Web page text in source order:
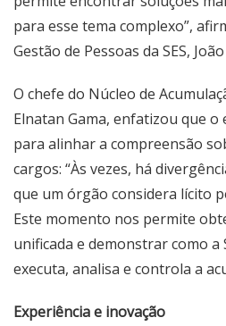
para esse tema complexo”,
Gestão de Pessoas da SES,
O chefe do Núcleo de
Elnatan Gama, enfatizou que o
para alinhar a compreensão
cargos: “Às vezes, há
que um órgão considera lícito
Este momento nos permite
unificada e demonstrar como a
executa, analisa e controla a
Experiência e inovação